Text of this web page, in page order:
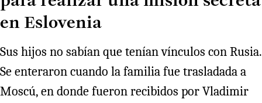
en Eslovenia
Sus hijos no sabían que tenían vínculos con Rusia.
Se enteraron cuando la familia fue trasladada a
Moscú, en donde fueron recibidos por Vladimir